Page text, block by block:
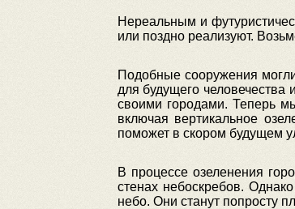
Нереальным и
или поздно реализуют.
Подобные сооружения
для будущего
своими городами. Теперь
включая вертикальное
поможет в скором будущем
В процессе озеленения
стенах небоскребов.
небо. Они станут попросту